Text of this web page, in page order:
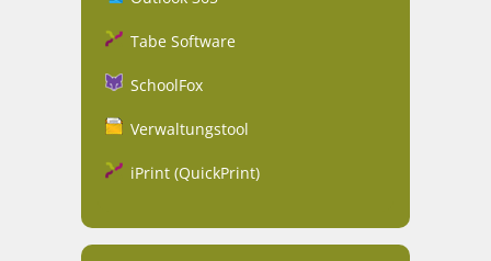
Tabe Software
SchoolFox
Verwaltungstool
iPrint (QuickPrint)